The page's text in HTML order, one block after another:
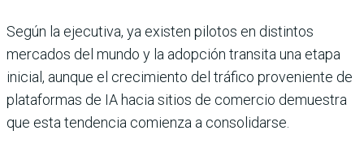
Según la ejecutiva, ya existen pilotos en distintos
mercados del mundo y la adopción transita una etapa
inicial, aunque el crecimiento del tráfico proveniente de
plataformas de IA hacia sitios de comercio demuestra
que esta tendencia comienza a consolidarse.